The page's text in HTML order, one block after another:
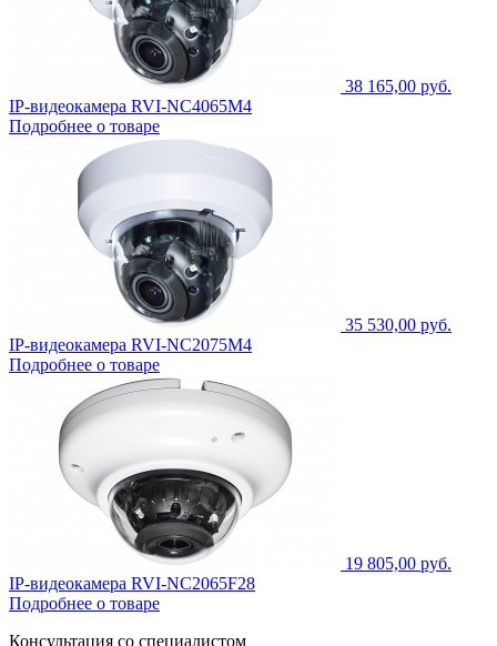
38 165,00 руб.
IP-видеокамера RVI-NC4065M4
Подробнее о товаре
35 530,00 руб.
IP-видеокамера RVI-NC2075M4
Подробнее о товаре
19 805,00 руб.
IP-видеокамера RVI-NC2065F28
Подробнее о товаре
Консультация со специалистом